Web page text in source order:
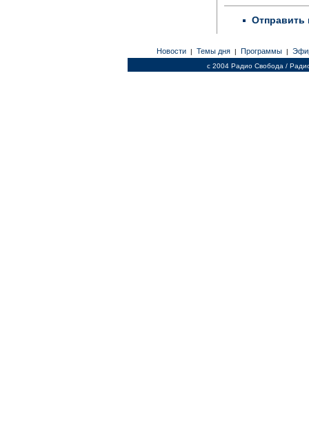
Отправить
Новости | Темы дня | Программы |
c 2004 Радио Свобода /